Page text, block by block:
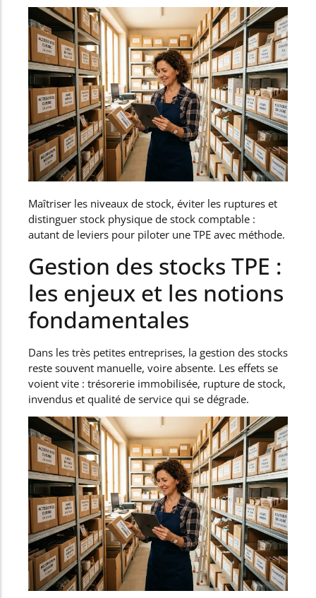
Maîtriser les niveaux de stock, éviter les ruptures et
distinguer stock physique de stock comptable :
autant de leviers pour piloter une TPE avec méthode.
Gestion des stocks TPE :
les enjeux et les notions
fondamentales
Dans les très petites entreprises, la gestion des stocks
reste souvent manuelle, voire absente. Les effets se
voient vite : trésorerie immobilisée, rupture de stock,
invendus et qualité de service qui se dégrade.